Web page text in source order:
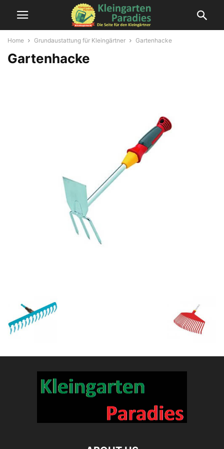
Home Grundaustattung für Kleingärtner Gartenhacke
Gartenhacke